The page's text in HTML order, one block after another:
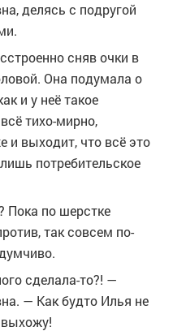
делясь с подругой
сняв очки в
Она подумала о
и у неё такое
тихо-мирно,
и выходит, что всё это
потребительское
Пока по шерстке
так совсем по-
сделала-то?! —
— Как будто Илья не
выхожу!